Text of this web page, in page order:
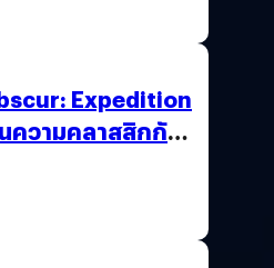
Expedition
ความคลาสสิกกับ